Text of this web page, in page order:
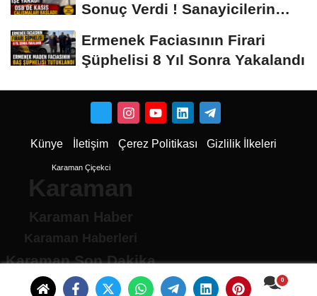
Sonuç Verdi ! Sanayicilerin
Ermenek Faciasının Firari
Şüphelisi 8 Yıl Sonra Yakalandı
Künye İletişim Çerez Politikası Gizlilik İlkeleri
Karaman Çiçekci
Karaman
Karaman Haber
Karaman Haberleri
Karaman Son Dakika
Karaman son dakika Haberleri